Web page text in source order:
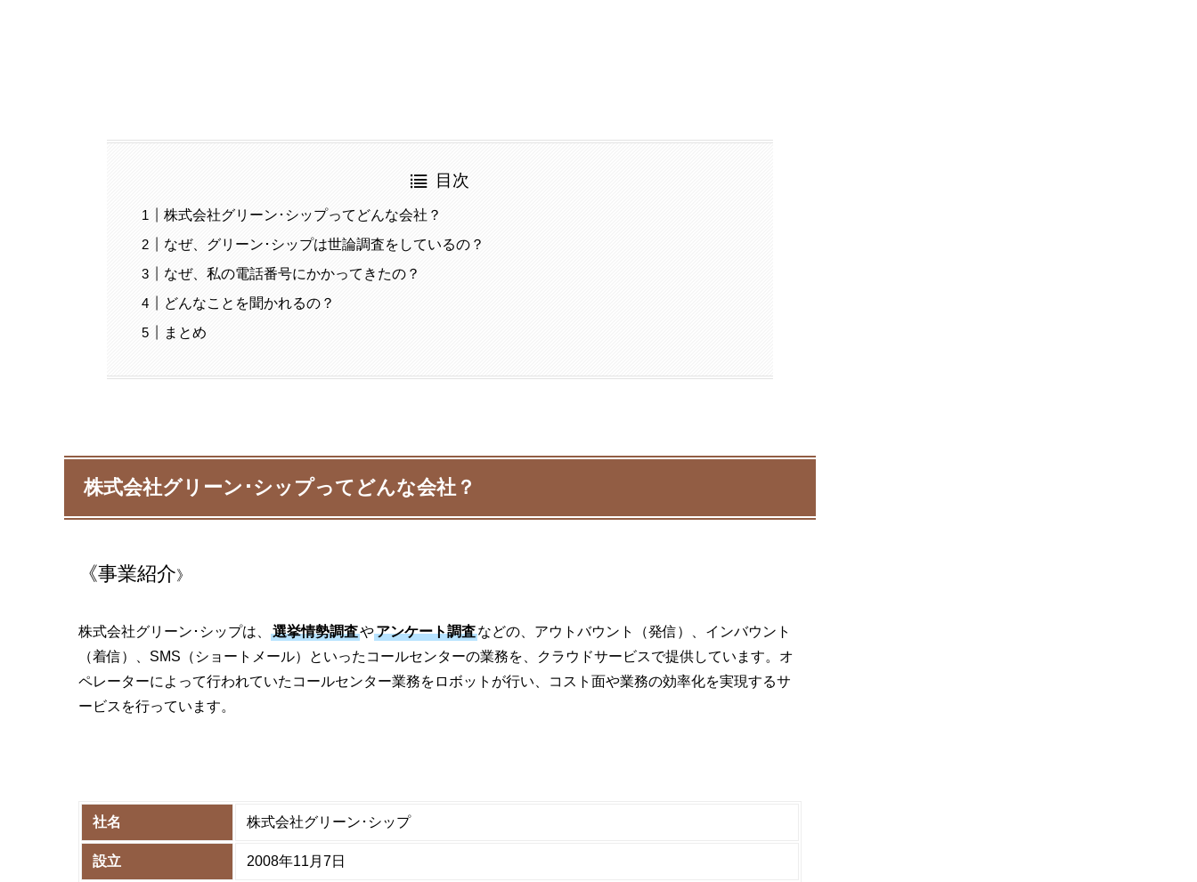
目次
株式会社グリーン･シップってどんな会社？
なぜ、グリーン･シップは世論調査をしているの？
なぜ、私の電話番号にかかってきたの？
どんなことを聞かれるの？
まとめ
株式会社グリーン･シップってどんな会社？
《事業紹介》
株式会社グリーン･シップは、 選挙情勢調査やアンケート調査などの、アウトバウント（発信）、インバウント
（着信）、SMS（ショートメール）といったコールセンターの業務を、クラウドサービスで提供しています。オ
ペレーターによって行われていたコールセンター業務をロボットが行い、コスト面や業務の効率化を実現するサ
ービスを行っています。
社名 株式会社グリーン･シップ
設立 2008年11月7日